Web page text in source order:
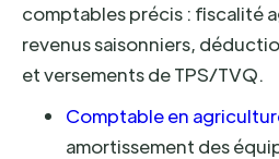
comptables précis : fiscalité
revenus saisonniers,
et versements de TPS/TVQ.
Comptable en
amortissement des